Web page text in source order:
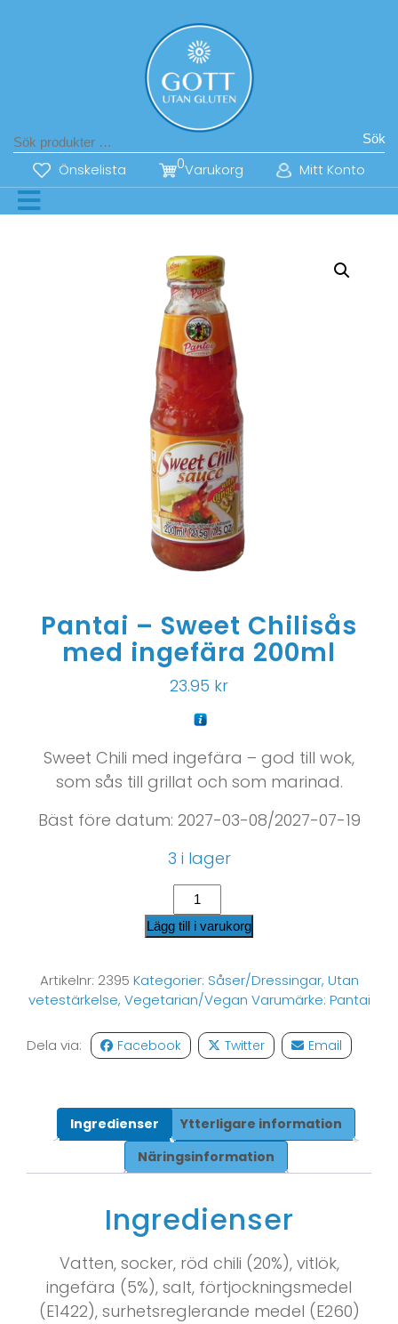
Sök
Önskelista Varukorg
0 Mitt Konto
Pantai – Sweet Chilisås
med ingefära 200ml
23.95 kr
Sweet Chili med ingefära – god till wok,
som sås till grillat och som marinad.
Bäst före datum: 2027-03-08/2027-07-19
3 i lager
Lägg till i varukorg
Artikelnr: 2395 Kategorier: Såser/Dressingar, Utan
vetestärkelse, Vegetarian/Vegan Varumärke: Pantai
Dela via: Facebook Twitter Email
Ingredienser
Ytterligare information
Näringsinformation
Ingredienser
Vatten, socker, röd chili (20%), vitlök,
ingefära (5%), salt, förtjockningsmedel
(E1422), surhetsreglerande medel (E260)